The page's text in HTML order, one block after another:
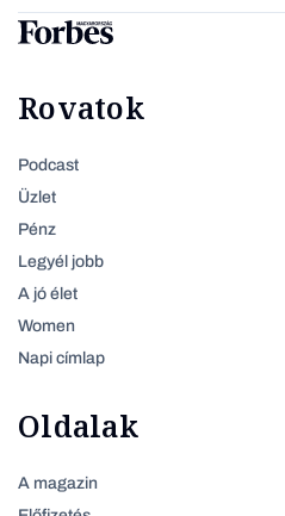
Rovatok
Podcast
Üzlet
Pénz
Legyél jobb
A jó élet
Women
Napi címlap
Oldalak
A magazin